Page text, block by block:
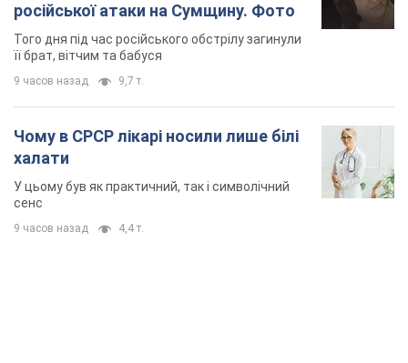
російської атаки на Сумщину. Фото
Того дня під час російського обстрілу загинули
її брат, вітчим та бабуся
9 часов назад 9,7 т.
Чому в СРСР лікарі носили лише білі
халати
У цьому був як практичний, так і символічний
сенс
9 часов назад 4,4 т.